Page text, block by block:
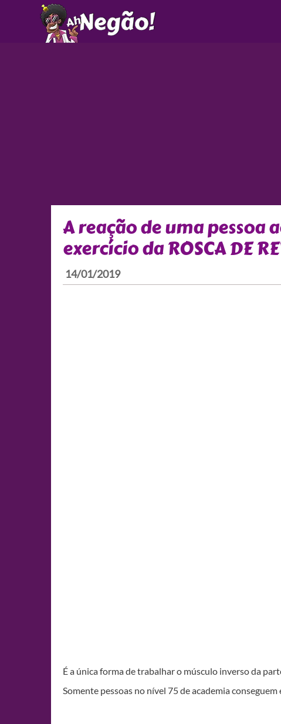
A reação de uma
exercício da ROSCA DE
14/01/2019
É a única forma de trabalhar o músculo inverso da
Somente pessoas no nível 75 de academia conseguem